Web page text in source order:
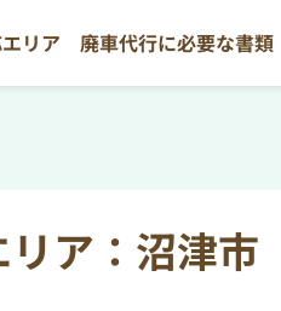
リア 廃車代行に必要な書類
ア：沼津市